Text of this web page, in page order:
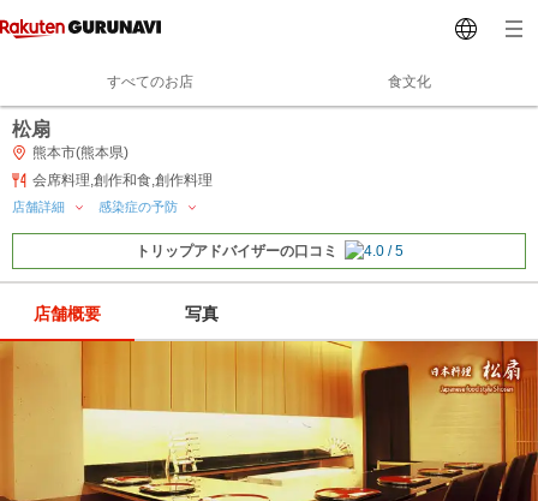
すべてのお店 食文化
松扇
熊本市(熊本県)
会席料理,創作和食,創作料理
店舗詳細 感染症の予防
トリップアドバイザーの口コミ
店舗概要 写真